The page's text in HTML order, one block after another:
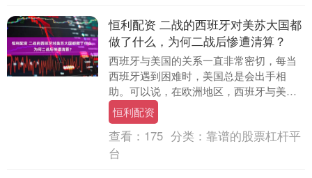
恒利配资 二战的西班牙对美苏大国都
做了什么，为何二战后惨遭清算？
西班牙与美国的关系一直非常密切，每当
西班牙遇到困难时，美国总是会出手相
助。可以说，在欧洲地区，西班牙与美国
之间的联系一直较为紧密。然而，二战结
束不久，美国和苏联....
恒利配资
查看： 175 分类： 靠谱的股票杠杆平
台